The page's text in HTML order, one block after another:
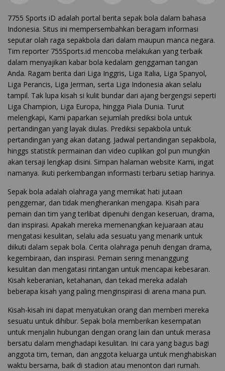
7755 Sports iD adalah portal berita sepak bola dalam bahasa
Indonesia. Situs ini mempersembahkan beragam informasi
seputar olah raga sepakbola dari dalam maupun manca negara.
Tim reporter 755Sports.id mencoba melakukan yang terbaik
dalam menyajikan kabar bola kedalam genggaman tangan
Anda. Ragam berita dari Liga Inggris, Liga Italia, Liga Spanyol,
Liga Perancis, Liga Jerman, serta Liga Indonesia akan selalu
tampil. Tak lupa kisah si kulit bundar dari ajang bergengsi seperti
Liga Champion, Liga Europa, hingga Piala Dunia. Turut
melengkapi, Kami paparkan sejumlah prediksi bola untuk
pertandingan yang layak diulas. Prediksi sepakbola untuk
pertandingan yang akan datang. Jadwal pertandingan sepakbola,
hinggs statistik permainan dan video cuplikan gol pun mungkin
akan tersaji lengkap disini. Simpan halaman website Kami, ingat
namanya. Ikuti perkembangan informasti terbaru setiap harinya.
Sepak bola adalah olahraga yang memikat hati jutaan
penggemar, dan tidak mengherankan mengapa. Kisah para
pemain dan tim yang terlibat dipenuhi dengan keseruan, drama,
dan inspirasi. Apakah mereka memenangkan kejuaraan atau
mengatasi kesulitan, selalu ada sesuatu yang menarik untuk
diikuti dalam sepak bola. Cerita olahraga penuh dengan drama,
kegembiraan, dan inspirasi. Pemain sering menanggung
kesulitan dan mengatasi rintangan untuk mencapai kebesaran.
Kisah keberanian, ketahanan, dan tekad mereka adalah
beberapa kisah yang paling menginspirasi di arena mana pun.
Kisah-kisah ini dapat menyatukan orang dan memberi mereka
sesuatu untuk dihibur. Sepak bola memberikan kesempatan
untuk menjalin hubungan dengan orang lain dan untuk merasa
bersatu dalam menghadapi kesulitan. Ini cara yang bagus bagi
anggota tim, teman, dan anggota keluarga untuk menghabiskan
waktu bersama, baik di stadion atau menonton dari rumah.